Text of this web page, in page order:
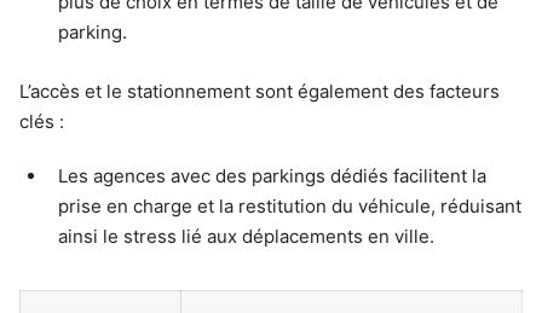
parking.
L’accès et le stationnement sont également des facteurs
clés :
Les agences avec des parkings dédiés facilitent la
prise en charge et la restitution du véhicule, réduisant
ainsi le stress lié aux déplacements en ville.